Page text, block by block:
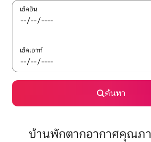
เช็คอิน
เช็คเอาท์
ค้นหา
บ้านพักตากอากาศคุณภ